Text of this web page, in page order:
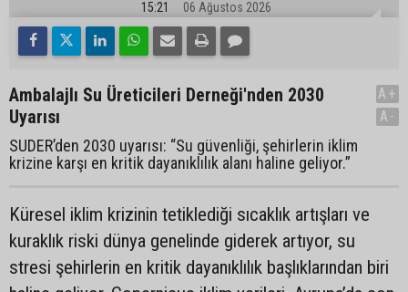
15:21 06 Ağustos 2026
Ambalajlı Su Üreticileri Derneği'nden 2030
Uyarısı
SUDER’den 2030 uyarısı: “Su güvenliği, şehirlerin iklim
krizine karşı en kritik dayanıklılık alanı haline geliyor.”
A+
A-
Küresel iklim krizinin tetiklediği sıcaklık artışları ve
kuraklık riski dünya genelinde giderek artıyor, su
stresi şehirlerin en kritik dayanıklılık başlıklarından biri